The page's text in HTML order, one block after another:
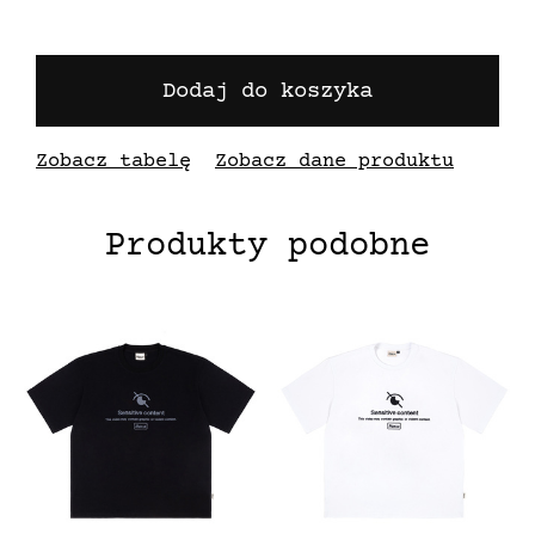
Dodaj do koszyka
Zobacz tabelę Zobacz dane produktu
Produkty podobne